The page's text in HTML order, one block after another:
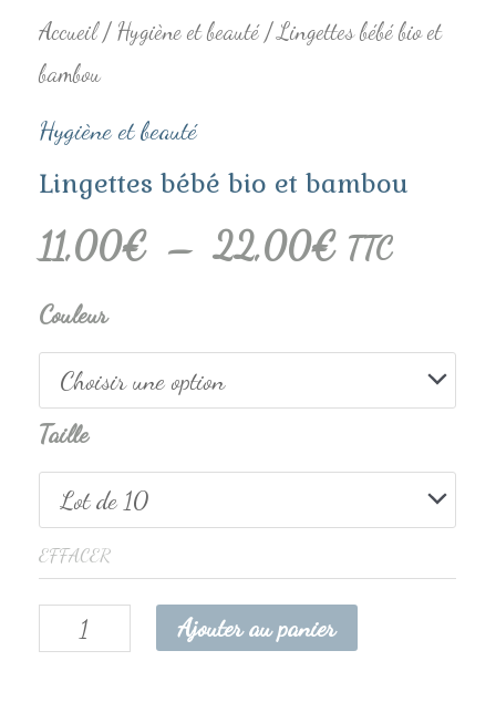
Accueil/ Hygiène et beauté/ Lingettes bébé bio et
bambou
Hygiène et beauté
Lingettes bébé bio et bambou
11,00€ – 22,00€
22,00€
TTC
Couleur
Taille
EFFACER
Ajouter au panier